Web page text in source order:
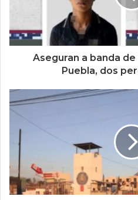
Aseguran a banda
Puebla, dos